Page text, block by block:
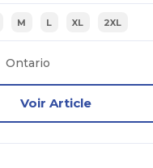
M L XL 2XL
Ontario
Voir Article